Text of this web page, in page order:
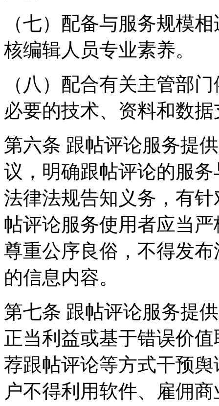
（七）配备与服务规模
核编辑人员专业素养。
（八）配合有关主管部
必要的技术、资料和数
第六条 跟帖评论服务提
议，明确跟帖评论的服
法律法规告知义务，有
帖评论服务使用者应当
尊重公序良俗，不得发
的信息内容。
第七条 跟帖评论服务提
正当利益或基于错误价
荐跟帖评论等方式干预
户不得利用软件、雇佣